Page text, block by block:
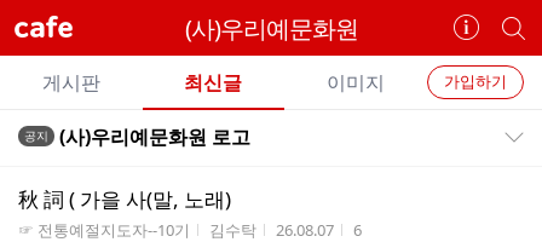
cafe (사)우리예문화원
카
페
정
보
개
별
카
페
검
카
페
메
가입하기
게시판 최신글 이미지
전
글
공지 (사)우리예문화원 로고
秋 詞 ( 가을 사(말, 노래)
게시판명
☞ 전통예절지도자--10기 작성자
김수탁 작성시간
26.08.07 조회수
6